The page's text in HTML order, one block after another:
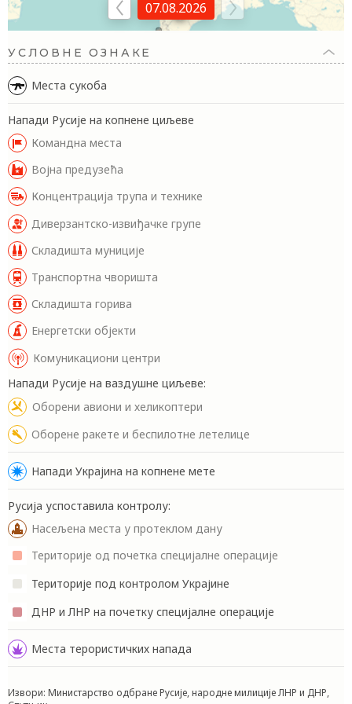
07.08.2026
УСЛОВНЕ ОЗНАКЕ
Места сукоба
Напади Русије на копнене циљеве
Командна места
Војна предузећа
Концентрација трупа и технике
Диверзантско-извиђачке групе
Складишта муниције
Транспортна чворишта
Складишта горива
Енергетски објекти
Комуникациони центри
Напади Русије на ваздушне циљеве:
Оборени авиони и хеликоптери
Оборене ракете и беспилотне летелице
Напади Украјина на копнене мете
Русија успоставила контролу:
Насељена места у протеклом дану
Територије од почетка специјалне операције
Територије под контролом Украјине
ДНР и ЛНР на почетку специјалне операције
Места терористичких напада
Извори: Министарство одбране Русије, народне милиције ЛНР и ДНР,